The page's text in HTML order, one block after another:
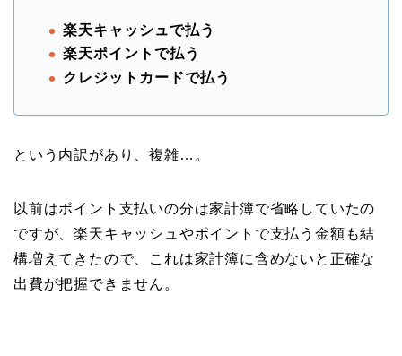
楽天キャッシュで払う
楽天ポイントで払う
クレジットカードで払う
という内訳があり、複雑…。
以前はポイント支払いの分は家計簿で省略していたの
ですが、楽天キャッシュやポイントで支払う金額も結
構増えてきたので、これは家計簿に含めないと正確な
出費が把握できません。